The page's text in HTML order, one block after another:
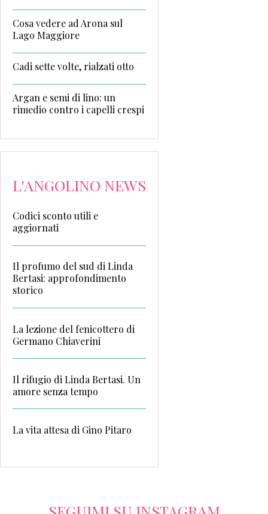
Cosa vedere ad Arona sul
Lago Maggiore
Cadi sette volte, rialzati otto
Argan e semi di lino: un
rimedio contro i capelli crespi
L'ANGOLINO NEWS
Codici sconto utili e
aggiornati
Il profumo del sud di Linda
Bertasi: approfondimento
storico
La lezione del fenicottero di
Germano Chiaverini
Il rifugio di Linda Bertasi. Un
amore senza tempo
La vita attesa di Gino Pitaro